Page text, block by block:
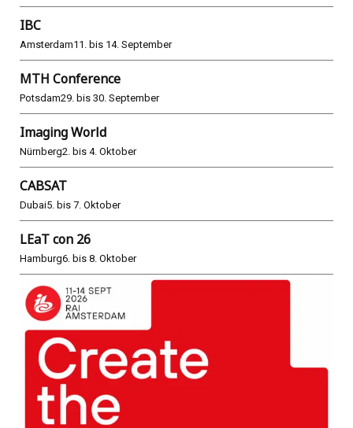
IBC
Amsterdam11. bis 14. September
MTH Conference
Potsdam29. bis 30. September
Imaging World
Nürnberg2. bis 4. Oktober
CABSAT
Dubai5. bis 7. Oktober
LEaT con 26
Hamburg6. bis 8. Oktober